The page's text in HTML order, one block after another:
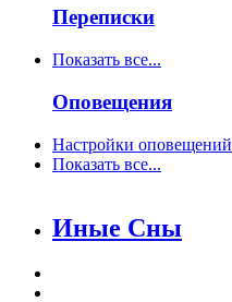
Переписки
Показать все...
Оповещения
Настройки оповещений
Показать все...
Иные Сны